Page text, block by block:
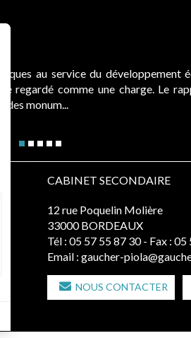
des
de la
Cabines de plage : le juge
Evocatrices des bains de mer,
elles donnent lieu au paiement
juridictions administratives ont
CABINET SECONDAIRE
12 rue Poquelin Molière
33000 BORDEAUX
Tél : 05 57 55 87 30 - Fax : 05
Email : gaucher-
NOUS CONTACTER